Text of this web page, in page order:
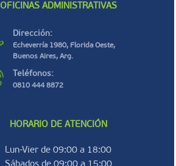
OFICINAS ADMINISTRATIVAS
Dirección:
Echeverría 1980, Florida Oeste,
Buenos Aires, Arg.
Teléfonos:
0810 444 8872
HORARIO DE ATENCIÓN
Lun-Vier de 09:00 a 18:00